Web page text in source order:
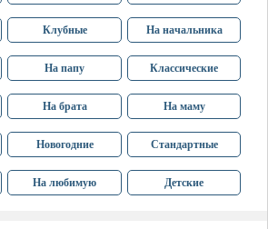
Клубные На начальника
На папу Классические
На брата На маму
Новогодние Стандартные
На любимую Детские